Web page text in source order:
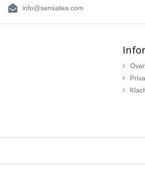
info@sensatea.com